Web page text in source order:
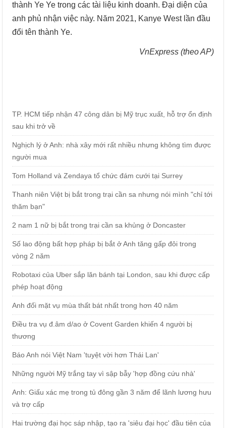
thành Ye Ye trong các tài liệu kinh doanh. Đại diện của
anh phủ nhận việc này. Năm 2021, Kanye West lần đầu
đổi tên thành Ye.
VnExpress (theo AP)
TP. HCM tiếp nhận 47 công dân bị Mỹ trục xuất, hỗ trợ ổn định
sau khi trở về
Nghịch lý ở Anh: nhà xây mới rất nhiều nhưng không tìm được
người mua
Tom Holland và Zendaya tổ chức đám cưới tại Surrey
Thanh niên Việt bị bắt trong trại cần sa nhưng nói mình "chỉ tới
thăm bạn"
2 nam 1 nữ bị bắt trong trại cần sa khủng ở Doncaster
Số lao động bất hợp pháp bị bắt ở Anh tăng gấp đôi trong
vòng 2 năm
Robotaxi của Uber sắp lăn bánh tại London, sau khi được cấp
phép hoạt động
Anh đối mặt vụ mùa thất bát nhất trong hơn 40 năm
Điều tra vụ đ.âm d/ao ở Covent Garden khiến 4 người bị
thương
Báo Anh nói Việt Nam 'tuyệt vời hơn Thái Lan'
Những người Mỹ trắng tay vì sập bẫy 'hợp đồng cứu nhà'
Anh: Giấu xác mẹ trong tủ đông gần 3 năm để lãnh lương hưu
và trợ cấp
Hai trường đại học sáp nhập, tạo ra 'siêu đại học' đầu tiên của